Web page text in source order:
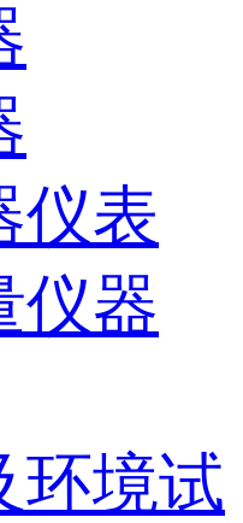
仪表
仪器
环境试